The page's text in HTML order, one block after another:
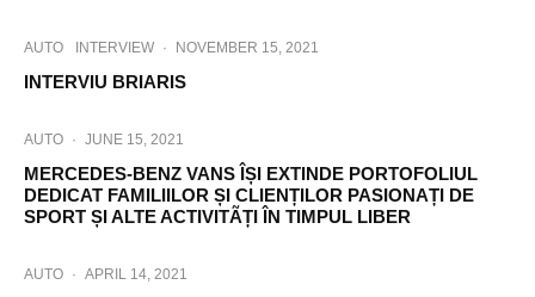
AUTO INTERVIEW · NOVEMBER 15, 2021
INTERVIU BRIARIS
AUTO · JUNE 15, 2021
MERCEDES-BENZ VANS ÎȘI EXTINDE PORTOFOLIUL
DEDICAT FAMILIILOR ȘI CLIENȚILOR PASIONAȚI DE
SPORT ȘI ALTE ACTIVITÃȚI ÎN TIMPUL LIBER
AUTO · APRIL 14, 2021